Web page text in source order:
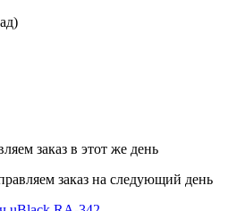
заказ в этот же день
заказ на следующий день